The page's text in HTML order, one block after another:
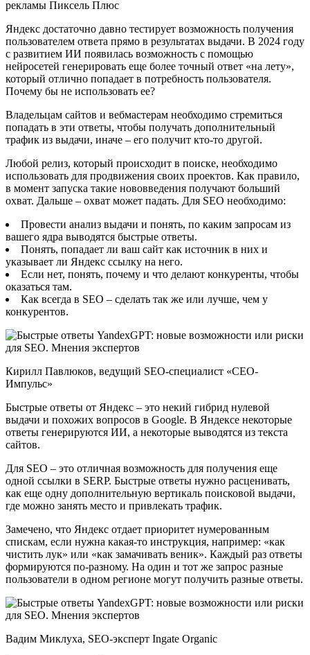
рекламы Пиксель Плюс
Яндекс достаточно давно тестирует возможность получения
пользователем ответа прямо в результатах выдачи. В 2024 году
с развитием ИИ появилась возможность с помощью
нейросетей генерировать еще более точный ответ «на лету»,
который отлично попадает в потребность пользователя.
Почему бы не использовать ее?
Владельцам сайтов и вебмастерам необходимо стремиться
попадать в эти ответы, чтобы получать дополнительный
трафик из выдачи, иначе – его получит кто-то другой.
Любой релиз, который происходит в поиске, необходимо
использовать для продвижения своих проектов. Как правило,
в момент запуска такие нововведения получают больший
охват. Дальше – охват может падать. Для SEO необходимо:
Провести анализ выдачи и понять, по каким запросам из
вашего ядра выводятся быстрые ответы.
Понять, попадает ли ваш сайт как источник в них и
указывает ли Яндекс ссылку на него.
Если нет, понять, почему и что делают конкуренты, чтобы
оказаться там.
Как всегда в SEO – сделать так же или лучше, чем у
конкурентов.
Кирилл Павлюков, ведущий SEO-специалист «СЕО-
Импульс»
Быстрые ответы от Яндекс – это некий гибрид нулевой
выдачи и похожих вопросов в Google. В Яндексе некоторые
ответы генерируются ИИ, а некоторые выводятся из текста
сайтов.
Для SEO – это отличная возможность для получения еще
одной ссылки в SERP. Быстрые ответы нужно расценивать,
как еще одну дополнительную вертикаль поисковой выдачи,
где можно занять место и привлекать трафик.
Замечено, что Яндекс отдает приоритет нумерованным
спискам, если нужна какая-то инструкция, например: «как
чистить лук» или «как замачивать веник». Каждый раз ответы
формируются по-разному. На один и тот же запрос разные
пользователи в одном регионе могут получить разные ответы.
Вадим Миклуха, SEO-эксперт Ingate Organic